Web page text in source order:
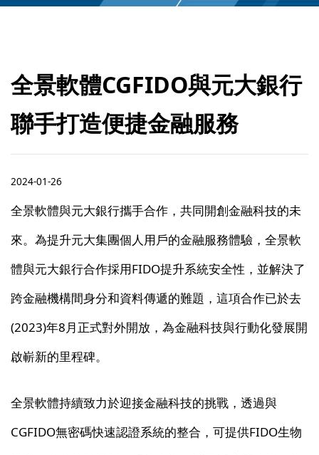
全景軟體CGFIDO與元大銀行
聯手打造便捷金融服務
2024-01-26
全景軟體與元大銀行攜手合作，共同開創金融科技的未
來。為提升元大集團個人用戶的金融服務體驗，全景軟
體與元大銀行合作採用FIDO提升系統安全性，並解決了
跨金融機構間身分和資料傳遞的難題，這項合作已於去
(2023)年8月正式對外開放，為金融科技與行動化發展開
啟嶄新的里程碑。
全景軟體持續致力於迎接金融科技的挑戰，透過與
CGFIDO無密碼快速認證系統的整合，可提供FIDO生物